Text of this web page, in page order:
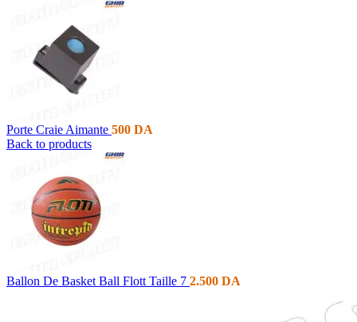
Porte Craie Aimante 500 DA
Back to products
Ballon De Basket Ball Flott Taille 7 2.500 DA